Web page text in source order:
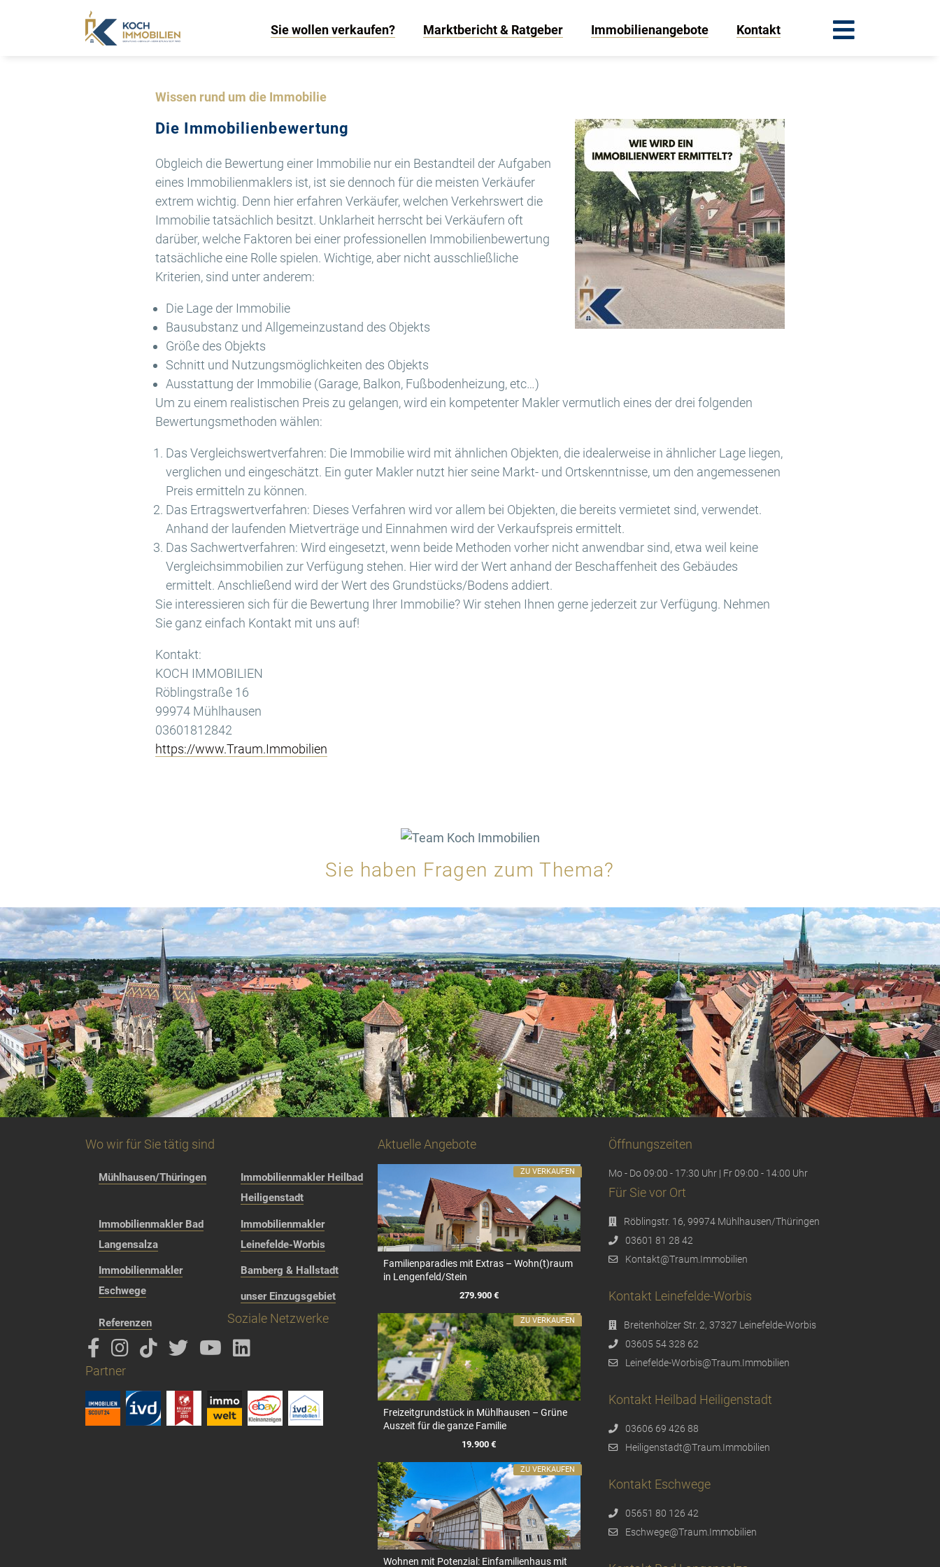
Sie wollen verkaufen? Marktbericht & Ratgeber Immobilienangebote Kontakt
Wissen rund um die Immobilie
Die Immobilienbewertung
Obgleich die Bewertung einer Immobilie nur ein Bestandteil der Aufgaben
eines Immobilienmaklers ist, ist sie dennoch für die meisten Verkäufer
extrem wichtig. Denn hier erfahren Verkäufer, welchen Verkehrswert die
Immobilie tatsächlich besitzt. Unklarheit herrscht bei Verkäufern oft
darüber, welche Faktoren bei einer professionellen Immobilienbewertung
tatsächliche eine Rolle spielen. Wichtige, aber nicht ausschließliche
Kriterien, sind unter anderem:
Die Lage der Immobilie
Bausubstanz und Allgemeinzustand des Objekts
Größe des Objekts
Schnitt und Nutzungsmöglichkeiten des Objekts
Ausstattung der Immobilie (Garage, Balkon, Fußbodenheizung, etc…)
Um zu einem realistischen Preis zu gelangen, wird ein kompetenter Makler vermutlich eines der drei folgenden
Bewertungsmethoden wählen:
Das Vergleichswertverfahren: Die Immobilie wird mit ähnlichen Objekten, die idealerweise in ähnlicher Lage liegen,
verglichen und eingeschätzt. Ein guter Makler nutzt hier seine Markt- und Ortskenntnisse, um den angemessenen
Preis ermitteln zu können.
Das Ertragswertverfahren: Dieses Verfahren wird vor allem bei Objekten, die bereits vermietet sind, verwendet.
Anhand der laufenden Mietverträge und Einnahmen wird der Verkaufspreis ermittelt.
Das Sachwertverfahren: Wird eingesetzt, wenn beide Methoden vorher nicht anwendbar sind, etwa weil keine
Vergleichsimmobilien zur Verfügung stehen. Hier wird der Wert anhand der Beschaffenheit des Gebäudes
ermittelt. Anschließend wird der Wert des Grundstücks/Bodens addiert.
Sie interessieren sich für die Bewertung Ihrer Immobilie? Wir stehen Ihnen gerne jederzeit zur Verfügung. Nehmen
Sie ganz einfach Kontakt mit uns auf!
Kontakt:
KOCH IMMOBILIEN
Röblingstraße 16
99974 Mühlhausen
03601812842
https://www.Traum.Immobilien
Sie haben Fragen zum Thema?
Wo wir für Sie tätig sind
Mühlhausen/Thüringen
Immobilienmakler Heilbad
Heiligenstadt
Immobilienmakler Bad
Langensalza
Immobilienmakler
Leinefelde-Worbis
Immobilienmakler
Eschwege
Bamberg & Hallstadt
unser Einzugsgebiet
Referenzen Soziale Netzwerke
Partner
Aktuelle Angebote
Familienparadies mit Extras – Wohn(t)raum
in Lengenfeld/Stein
279.900 €
ZU VERKAUFEN
Freizeitgrundstück in Mühlhausen – Grüne
Auszeit für die ganze Familie
19.900 €
ZU VERKAUFEN
Wohnen mit Potenzial: Einfamilienhaus mit
ZU VERKAUFEN
Öffnungszeiten
Mo - Do 09:00 - 17:30 Uhr | Fr 09:00 - 14:00 Uhr
Für Sie vor Ort
Röblingstr. 16, 99974 Mühlhausen/Thüringen
03601 81 28 42
Kontakt@Traum.Immobilien
Kontakt Leinefelde-Worbis
Breitenhölzer Str. 2, 37327 Leinefelde-Worbis
03605 54 328 62
Leinefelde-Worbis@Traum.Immobilien
Kontakt Heilbad Heiligenstadt
03606 69 426 88
Heiligenstadt@Traum.Immobilien
Kontakt Eschwege
05651 80 126 42
Eschwege@Traum.Immobilien